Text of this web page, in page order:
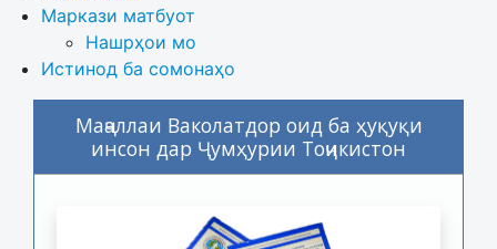
Маркази матбуот
Нашрҳои мо
Истинод ба сомонаҳо
Маҷаллаи Ваколатдор оид ба ҳуқуқи
инсон дар Ҷумҳурии Тоҷикистон